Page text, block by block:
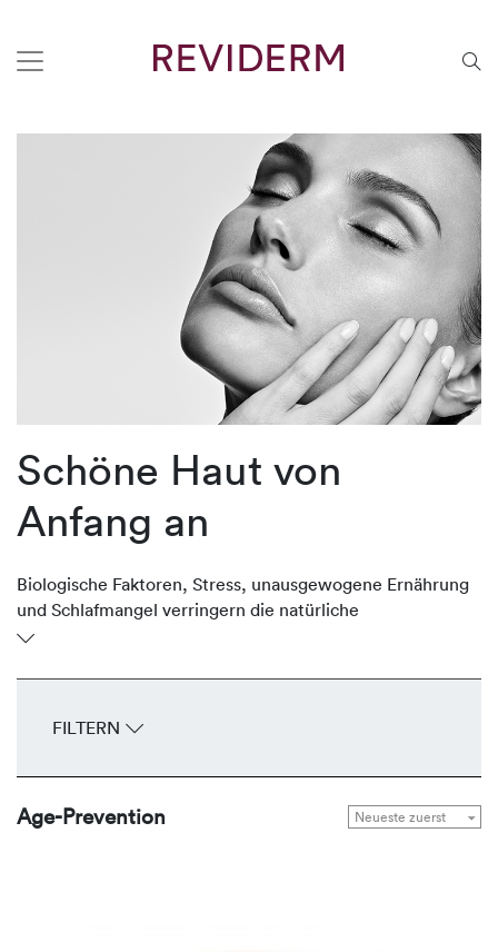
Schöne Haut von
Anfang an
Biologische Faktoren, Stress, unausgewogene Ernährung
und Schlafmangel verringern die natürliche
Regenerationsfähigkeit der Haut. Früh werden erste
müder Teint sichtbar. REVIDERM unterstützt die Haut
wirken, den Feuchtigkeitshaushalt regulieren und helfen,
FILTERN
Age-Prevention